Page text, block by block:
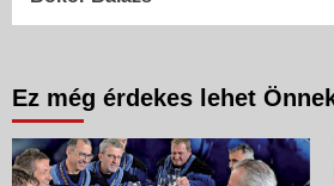
Ez még érdekes lehet